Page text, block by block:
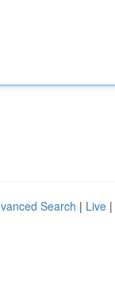
Search | Live |